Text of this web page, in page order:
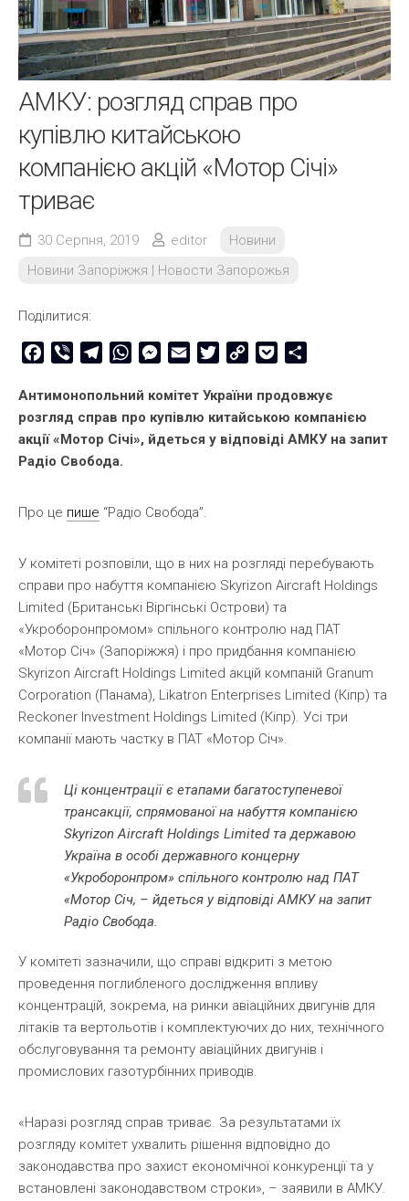
АМКУ: розгляд справ про
купівлю китайською
компанією акцій «Мотор Січі»
триває
30 Серпня, 2019 editor
Новини
Новини Запоріжжя | Новости Запорожья
Поділитися:
Facebook
Viber TelegramWhatsAppMessenger
Email TwitterCopy
Pocket
Антимонопольний комітет України продовжує
розгляд справ про купівлю китайською компанією
акції «Мотор Січі», йдеться у відповіді АМКУ на запит
Радіо Свобода.
Про це пише “Радіо Свобода”.
У комітеті розповіли, що в них на розгляді перебувають
справи про набуття компанією Skyrizon Aircraft Holdings
Limited (Британські Віргінські Острови) та
«Укроборонпромом» спільного контролю над ПАТ
«Мотор Січ» (Запоріжжя) і про придбання компанією
Skyrizon Aircraft Holdings Limited акцій компаній Granum
Corporation (Панама), Likatron Enterprises Limited (Кіпр) та
Reckoner Investment Holdings Limited (Кіпр). Усі три
компанії мають частку в ПАТ «Мотор Січ».
Ці концентрації є етапами багатоступеневої
трансакції, спрямованої на набуття компанією
Skyrizon Aircraft Holdings Limited та державою
Україна в особі державного концерну
«Укроборонпром» спільного контролю над ПАТ
«Мотор Січ, – йдеться у відповіді АМКУ на запит
Радіо Свобода.
У комітеті зазначили, що справі відкриті з метою
проведення поглибленого дослідження впливу
концентрацій, зокрема, на ринки авіаційних двигунів для
літаків та вертольотів і комплектуючих до них, технічного
обслуговування та ремонту авіаційних двигунів і
промислових газотурбінних приводів.
«Наразі розгляд справ триває. За результатами їх
розгляду комітет ухвалить рішення відповідно до
законодавства про захист економічної конкуренції та у
встановлені законодавством строки», – заявили в АМКУ.